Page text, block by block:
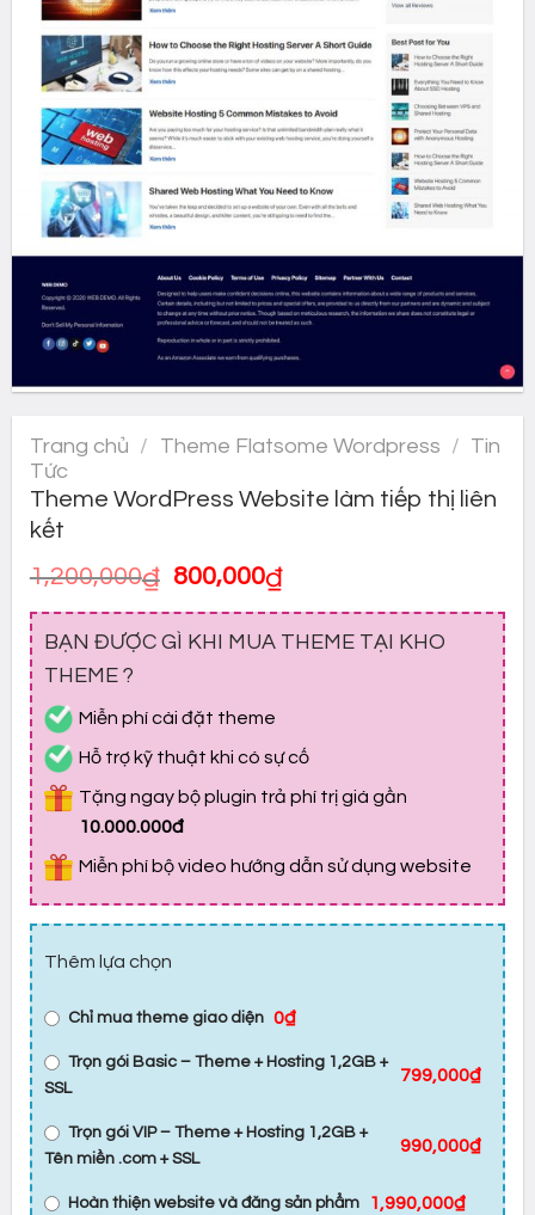
Trang chủ / Theme Flatsome Wordpress / Tin
Tức
Theme WordPress Website làm tiếp thị liên
kết
1,200,000₫ Giá
là:
1,200,000₫.
800,000₫Giá
là:
BẠN ĐƯỢC GÌ KHI MUA THEME TẠI KHO
THEME ?
Miễn phí cài đặt theme
Hỗ trợ kỹ thuật khi có sự cố
Tặng ngay bộ plugin trả phí trị giá gần
10.000.000đ
Miễn phí bộ video hướng dẫn sử dụng website
Thêm lựa chọn
Chỉ mua theme giao diện 0₫
Trọn gói Basic – Theme + Hosting 1,2GB +
SSL
799,000₫
Trọn gói VIP – Theme + Hosting 1,2GB +
Tên miền .com + SSL
990,000₫
Hoàn thiện website và đăng sản phẩm 1,990,000₫